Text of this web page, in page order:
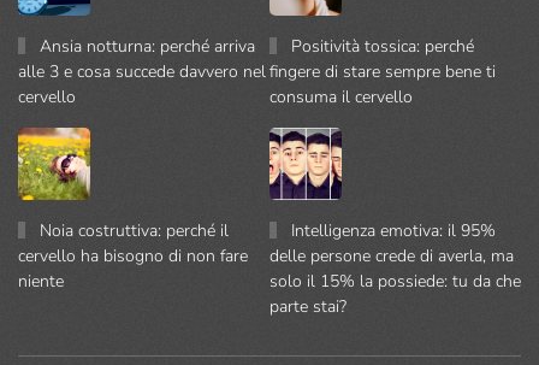
Ansia notturna: perché arriva
alle 3 e cosa succede davvero nel
cervello
Positività tossica: perché
fingere di stare sempre bene ti
consuma il cervello
Noia costruttiva: perché il
cervello ha bisogno di non fare
niente
Intelligenza emotiva: il 95%
delle persone crede di averla, ma
solo il 15% la possiede: tu da che
parte stai?